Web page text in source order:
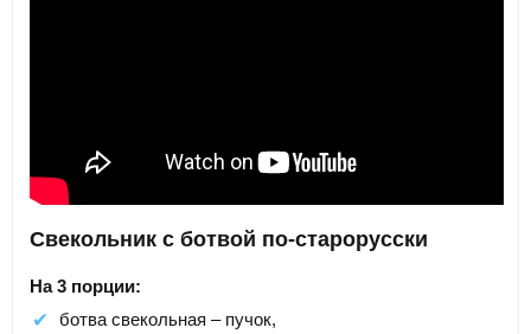
Свекольник с ботвой по-старорусски
На 3 порции:
ботва свекольная – пучок,